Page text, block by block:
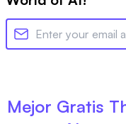
Mejor Gratis